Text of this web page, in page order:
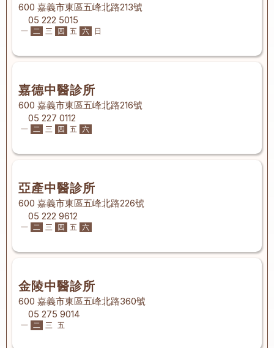
600 嘉義市東區五峰北路213號
05 222 5015
一 二 三 四 五 六 日
嘉德中醫診所
600 嘉義市東區五峰北路216號
05 227 0112
一 二 三 四 五 六
亞產中醫診所
600 嘉義市東區五峰北路226號
05 222 9612
一 二 三 四 五 六
金陵中醫診所
600 嘉義市東區五峰北路360號
05 275 9014
一 二 三 五